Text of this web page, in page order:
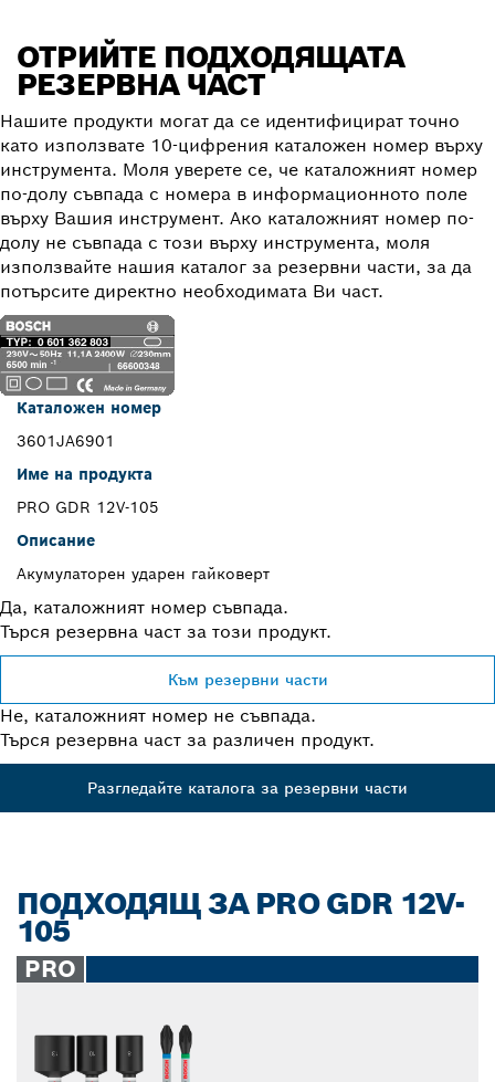
ОТРИЙТЕ ПОДХОДЯЩАТА
РЕЗЕРВНА ЧАСТ
Нашите продукти могат да се идентифицират точно
като използвате 10-цифрения каталожен номер върху
инструмента. Моля уверете се, че каталожният номер
по-долу съвпада с номера в информационното поле
върху Вашия инструмент. Ако каталожният номер по-
долу не съвпада с този върху инструмента, моля
използвайте нашия каталог за резервни части, за да
потърсите директно необходимата Ви част.
Каталожен номер
3601JA6901
Име на продукта
PRO GDR 12V-105
Описание
Акумулаторен ударен гайковерт
Да, каталожният номер съвпада.
Търся резервна част за този продукт.
Към резервни части
Не, каталожният номер не съвпада.
Търся резервна част за различен продукт.
Разгледайте каталога за резервни части
ПОДХОДЯЩ ЗА PRO GDR 12V-
105
PRO